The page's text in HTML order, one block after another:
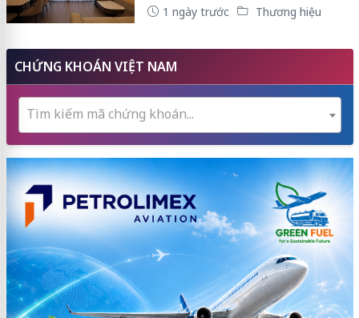
1 ngày trước Thương hiệu
CHỨNG KHOÁN VIỆT NAM
Tìm kiếm mã chứng khoán...